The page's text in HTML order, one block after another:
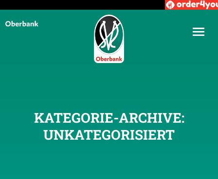
KATEGORIE-ARCHIVE:
UNKATEGORISIERT